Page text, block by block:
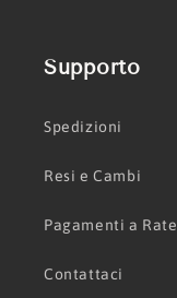
Supporto
Spedizioni
Resi e Cambi
Pagamenti a Rate
Contattaci